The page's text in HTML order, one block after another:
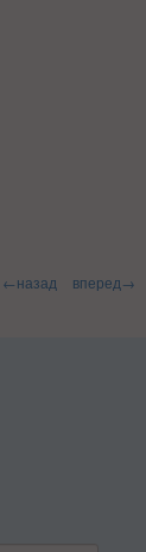
←назад вперед→